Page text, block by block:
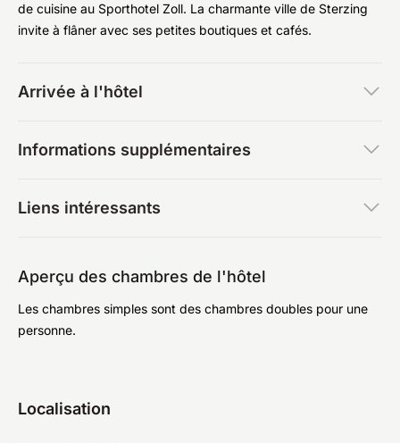
de cuisine au Sporthotel Zoll. La charmante ville de Sterzing
invite à flâner avec ses petites boutiques et cafés.
Arrivée à l'hôtel
Informations supplémentaires
Liens intéressants
Aperçu des chambres de l'hôtel
Les chambres simples sont des chambres doubles pour une
personne.
Localisation